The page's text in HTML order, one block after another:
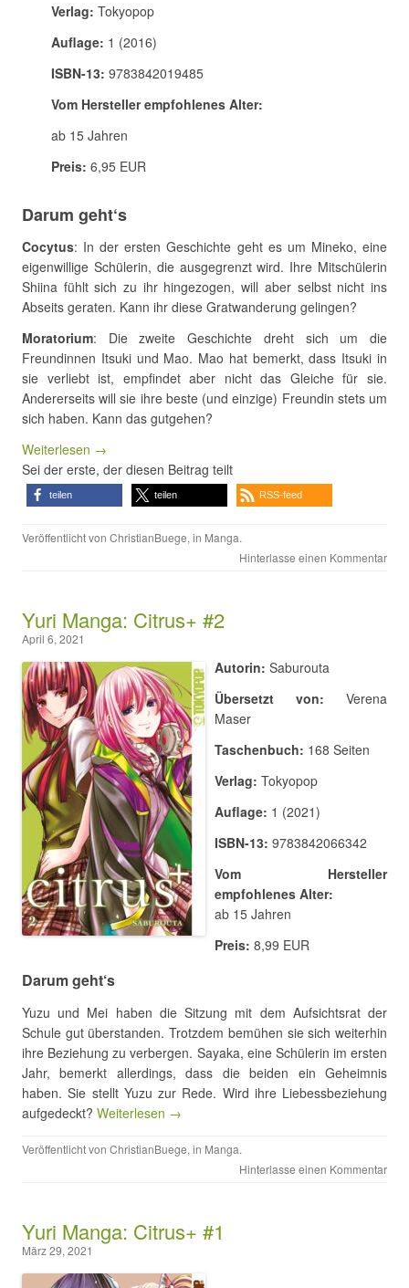
Verlag: Tokyopop
Auflage: 1 (2016)
ISBN-13: 9783842019485
Vom Hersteller empfohlenes Alter:
ab 15 Jahren
Preis: 6,95 EUR
Darum geht‘s
Cocytus: In der ersten Geschichte geht es um Mineko, eine
eigenwillige Schülerin, die ausgegrenzt wird. Ihre Mitschülerin
Shiina fühlt sich zu ihr hingezogen, will aber selbst nicht ins
Abseits geraten. Kann ihr diese Gratwanderung gelingen?
Moratorium: Die zweite Geschichte dreht sich um die
Freundinnen Itsuki und Mao. Mao hat bemerkt, dass Itsuki in
sie verliebt ist, empfindet aber nicht das Gleiche für sie.
Andererseits will sie ihre beste (und einzige) Freundin stets um
sich haben. Kann das gutgehen?
Weiterlesen →
Sei der erste, der diesen Beitrag teilt
teilen teilen RSS-feed
Veröffentlicht von ChristianBuege, in Manga.
Hinterlasse einen Kommentar
Yuri Manga: Citrus+ #2
April 6, 2021
Autorin: Saburouta
Übersetzt von: Verena
Maser
Taschenbuch: 168 Seiten
Verlag: Tokyopop
Auflage: 1 (2021)
ISBN-13: 9783842066342
Vom Hersteller
empfohlenes Alter:
ab 15 Jahren
Preis: 8,99 EUR
Darum geht‘s
Yuzu und Mei haben die Sitzung mit dem Aufsichtsrat der
Schule gut überstanden. Trotzdem bemühen sie sich weiterhin
ihre Beziehung zu verbergen. Sayaka, eine Schülerin im ersten
Jahr, bemerkt allerdings, dass die beiden ein Geheimnis
haben. Sie stellt Yuzu zur Rede. Wird ihre Liebessbeziehung
aufgedeckt? Weiterlesen →
Veröffentlicht von ChristianBuege, in Manga.
Hinterlasse einen Kommentar
Yuri Manga: Citrus+ #1
März 29, 2021